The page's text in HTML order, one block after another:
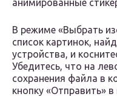
анимированные
В режиме «Выбрать
список картинок,
устройства, и
Убедитесь, что на
сохранения файла в
кнопку «Отправить»